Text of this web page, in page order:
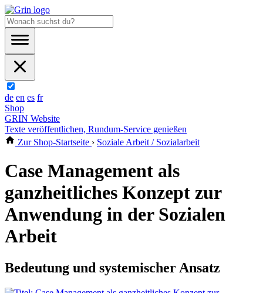
de en es fr
Shop
GRIN Website
Texte veröffentlichen, Rundum-Service genießen
Zur Shop-Startseite › Soziale Arbeit / Sozialarbeit
Case Management als
ganzheitliches Konzept zur
Anwendung in der Sozialen
Arbeit
Bedeutung und systemischer Ansatz